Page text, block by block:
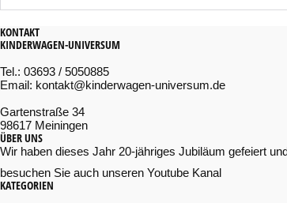
KONTAKT
KINDERWAGEN-UNIVERSUM
Tel.: 03693 / 5050885
Email: kontakt@kinderwagen-universum.de
Gartenstraße 34
98617 Meiningen
ÜBER UNS
Wir haben dieses Jahr 20-jähriges Jubiläum gefeiert
besuchen Sie auch unseren Youtube Kanal
KATEGORIEN